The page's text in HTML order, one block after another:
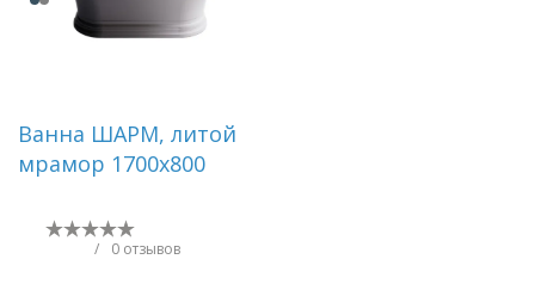
Ванна ШАРМ, литой
мрамор 1700х800
/ 0 отзывов